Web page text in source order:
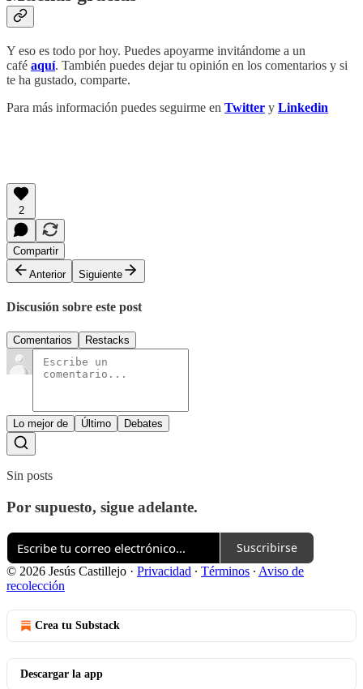
Y eso es todo por hoy. Puedes apoyarme invitándome a un
café aquí. También puedes dejar tu opinión en los comentarios y si
te ha gustado, comparte.
Para más información puedes seguirme en Twitter y Linkedin
2
Compartir
Anterior
Siguiente
Discusión sobre este post
Comentarios Restacks
Lo mejor de Último Debates
Sin posts
Por supuesto, sigue adelante.
Suscribirse
© 2026 Jesús Castillejo · Privacidad ∙ Términos ∙ Aviso de
recolección
Crea tu Substack
Descargar la app